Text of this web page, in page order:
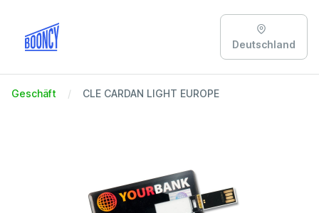
Deutschland
Geschäft CLE CARDAN LIGHT EUROPE